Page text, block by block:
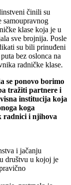
činili su
samoupravnog
klase koja je u
sve brojnija. Posle
su bili prinuđeni
bez oslonca na
radničke klase.
se ponovo borimo
tražiti partnere i
institucija koja
koga
radnici i njihova
i jačanju
društvu u kojoj je